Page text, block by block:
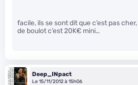
facile, ils se sont dit que c’est pas
de boulot c’est 20K€ mini…
Deep_INpact
Le 15/11/2012 à 15h06